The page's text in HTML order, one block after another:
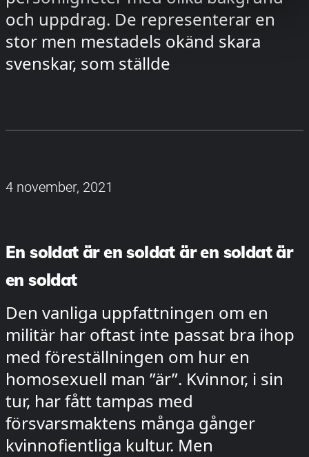
och uppdrag. De representerar en
stor men mestadels okänd skara
svenskar, som ställde
4 november, 2021
En soldat är en soldat är en soldat är
en soldat
Den vanliga uppfattningen om en
militär har oftast inte passat bra ihop
med föreställningen om hur en
homosexuell man ”är”. Kvinnor, i sin
tur, har fått tampas med
försvarsmaktens många gånger
kvinnofientliga kultur. Men